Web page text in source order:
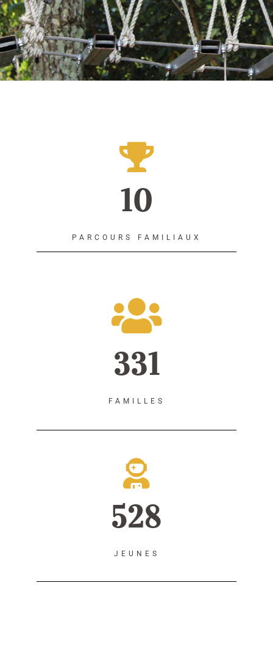
10
PARCOURS FAMILIAUX
331
FAMILLES
528
JEUNES